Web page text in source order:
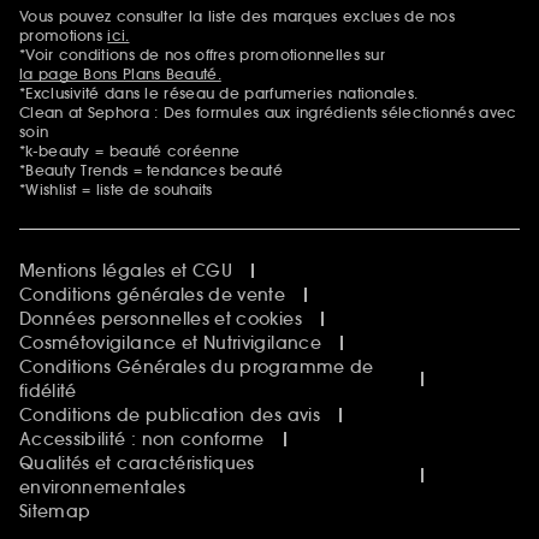
Sephora Beautiful Club
Clean at Sephora
Idées & Inspirations Beauté
Mentions additionnelles
Vous pouvez consulter la liste des marques exclues de nos
promotionsici.
*Voir conditions de nos offres promotionnelles sur
la page Bons Plans Beauté.
*Exclusivité dans le réseau de parfumeries nationales.
Clean at Sephora : Des formules aux ingrédients sélectionnés avec
soin
*k-beauty = beauté coréenne
*Beauty Trends = tendances beauté
*Wishlist = liste de souhaits
Mentions légales et CGU
Conditions générales de vente
Données personnelles et cookies
Cosmétovigilance et Nutrivigilance
Conditions Générales du programme de
fidélité
Conditions de publication des avis
Accessibilité : non conforme
Qualités et caractéristiques
environnementales
Sitemap